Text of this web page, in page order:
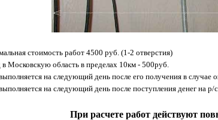
стоимость работ 4500 руб. (1-2 отверстия)
Московскую область в пределах 10км - 500руб.
на следующий день после его получения в случае
на следующий день после поступления денег на р/
При расчете работ действуют